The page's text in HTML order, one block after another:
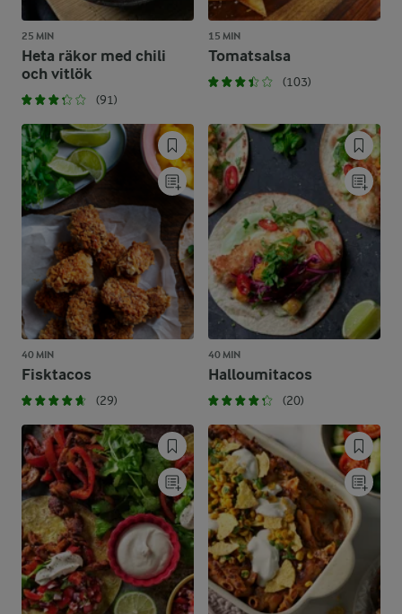
25 MIN
Heta räkor med chili
och vitlök
(91)
15 MIN
Tomatsalsa
(103)
40 MIN
Fisktacos
(29)
40 MIN
Halloumitacos
(20)